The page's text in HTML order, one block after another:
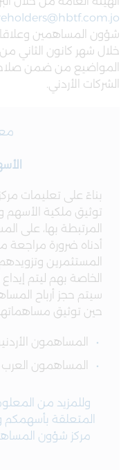
شؤون المساهمين
خلال شهر كانون الثاني
المواضيع من ضمن
الشركات الأردني.
بناءً على تعليمات مركز
توثيق ملكية الأسهم
المرتبطة بها، على
أدناه ضرورة
المستثمرين
الخاصة بهم ليتم
سيتم حجز أرباح
حين توثيق
المساهمون
المساهمون العرب
وللمزيد من
المتعلقة بأسهمكم
مركز شؤون